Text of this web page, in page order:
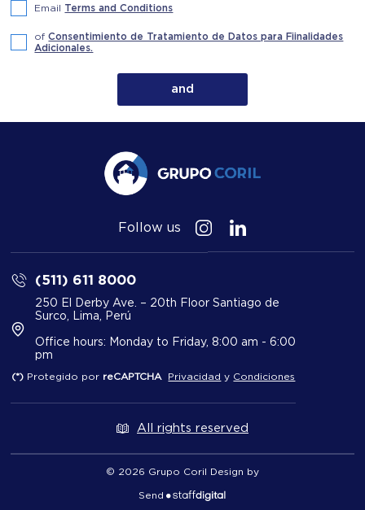
Email Terms and Conditions
ofConsentimiento de Tratamiento de Datos para Fiinalidades
Adicionales.
and
Follow us
(511) 611 8000
250 El Derby Ave. – 20th Floor Santiago de
Surco, Lima, Perú
Office hours: Monday to Friday, 8:00 am - 6:00
pm
(*) Protegido por reCAPTCHA Privacidad y Condiciones
All rights reserved
© 2026 Grupo Coril Design by
Send